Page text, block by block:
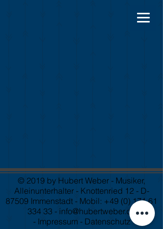
© 2019 by Hubert Weber - Musiker,
Alleinunterhalter - Knottenried 12 - D-
87509 Immenstadt - Mobil: +49 (0) 171 61
334 33 - info@hubertweber.de
- Impressum- Datenschutz